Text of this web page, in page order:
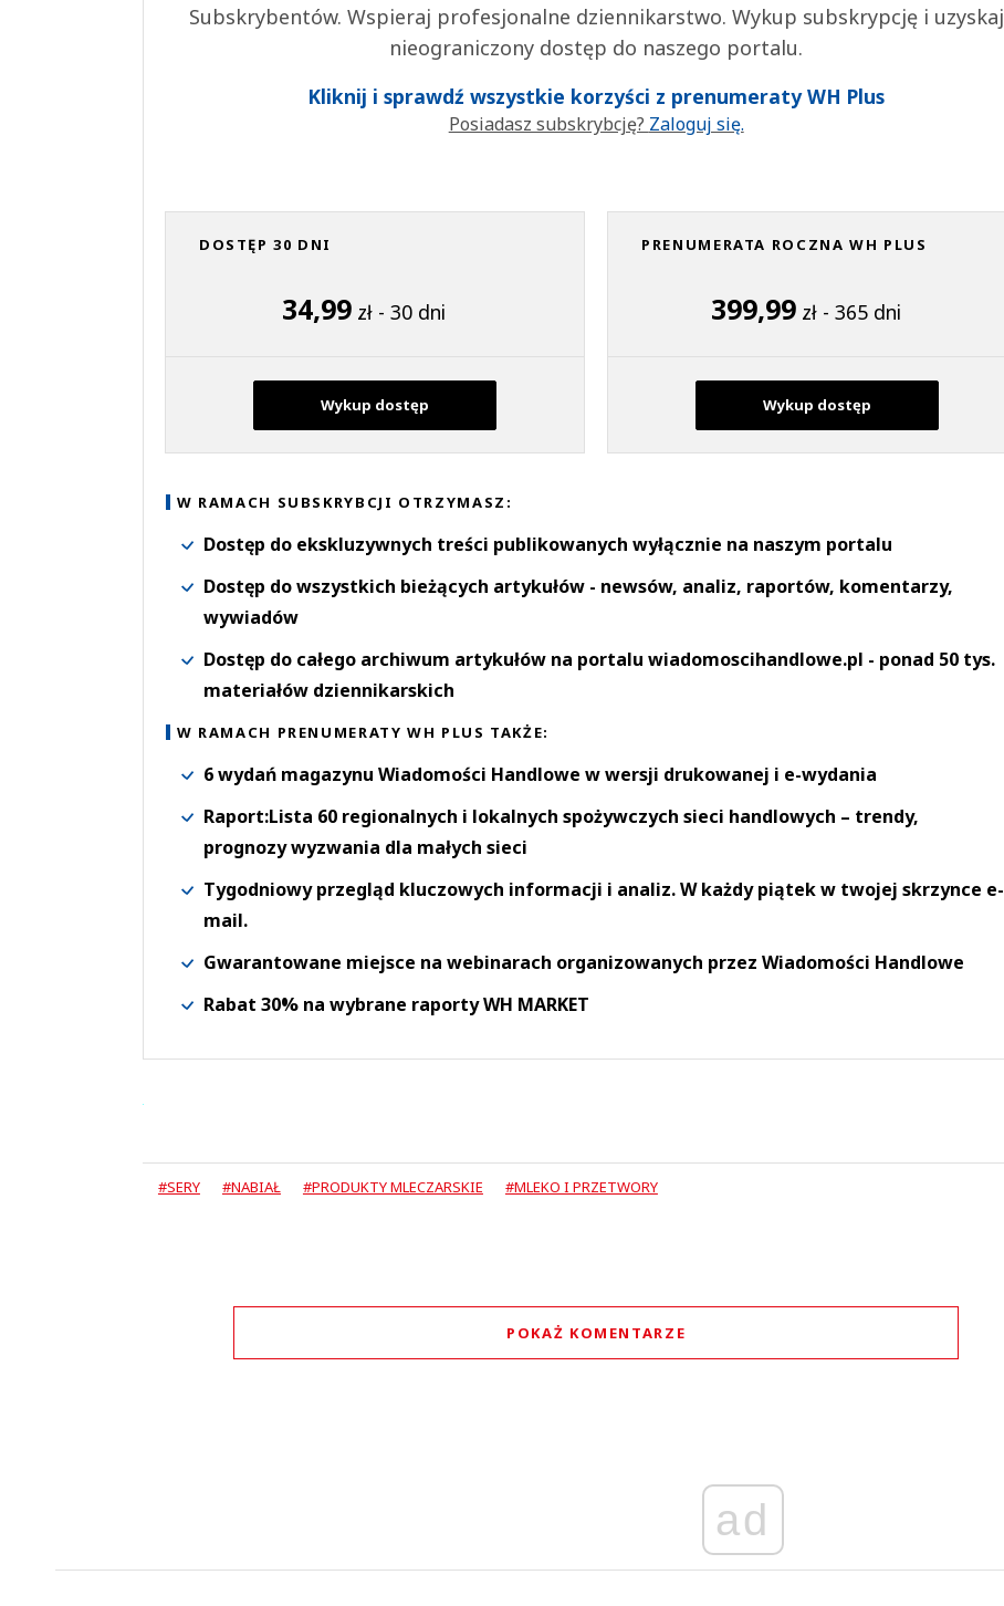
Subskrybentów. Wspieraj profesjonalne dziennikarstwo. Wykup subskrypcję i uzyskaj
nieograniczony dostęp do naszego portalu.
Kliknij i sprawdź wszystkie korzyści z prenumeraty WH Plus
Posiadasz subskrybcję? Zaloguj się.
DOSTĘP 30 DNI
34,99 zł - 30 dni
Wykup dostęp
PRENUMERATA ROCZNA WH PLUS
399,99 zł - 365 dni
Wykup dostęp
W RAMACH SUBSKRYBCJI OTRZYMASZ:
Dostęp do ekskluzywnych treści publikowanych wyłącznie na naszym portalu
Dostęp do wszystkich bieżących artykułów - newsów, analiz, raportów, komentarzy,
wywiadów
Dostęp do całego archiwum artykułów na portalu wiadomoscihandlowe.pl - ponad 50 tys.
materiałów dziennikarskich
W RAMACH PRENUMERATY WH PLUS TAKŻE:
6 wydań magazynu Wiadomości Handlowe w wersji drukowanej i e-wydania
Raport:Lista 60 regionalnych i lokalnych spożywczych sieci handlowych – trendy,
prognozy wyzwania dla małych sieci
Tygodniowy przegląd kluczowych informacji i analiz. W każdy piątek w twojej skrzynce e-
mail.
Gwarantowane miejsce na webinarach organizowanych przez Wiadomości Handlowe
Rabat 30% na wybrane raporty WH MARKET
#SERY #NABIAŁ #PRODUKTY MLECZARSKIE #MLEKO I PRZETWORY
POKAŻ KOMENTARZE
ad